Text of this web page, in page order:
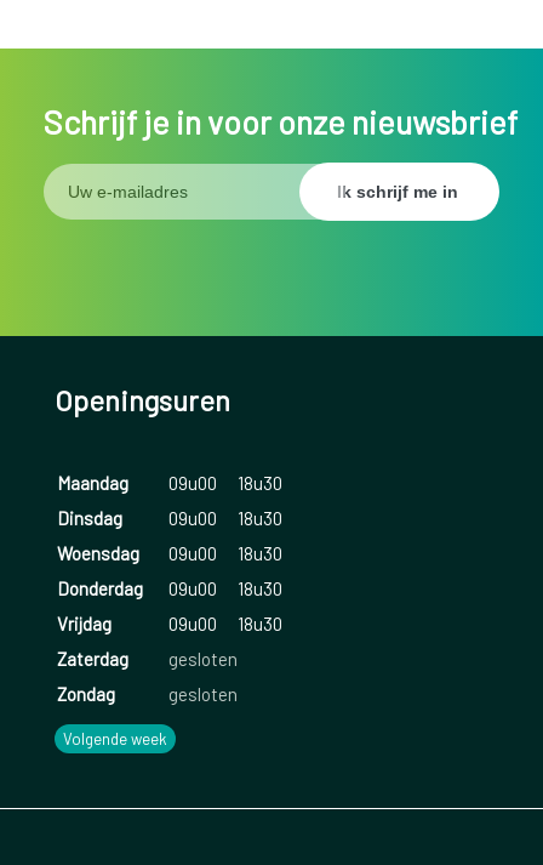
Schrijf je in voor onze nieuwsbrief
Openingsuren
Maandag 09u00
18u30
Dinsdag
09u00
18u30
Woensdag
09u00
18u30
Donderdag
09u00
18u30
Vrijdag
09u00
18u30
Zaterdag
gesloten
Zondag
gesloten
Volgende week